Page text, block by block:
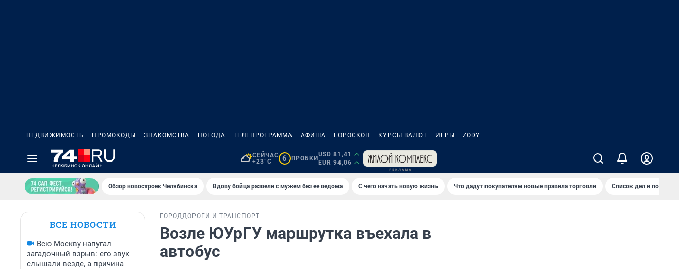
НЕДВИЖИМОСТЬ ПРОМОКОДЫ ЗНАКОМСТВА ПОГОДА ТЕЛЕПРОГРАММА АФИША ГОРОСКОП КУРСЫ ВАЛЮТ ИГРЫ ZODY
СЕЙЧАС
+23°C
6 ПРОБКИ
USD 81,41
EUR 94,06
Обзор новостроек Челябинска Вдову бойца развели с мужем без ее ведома С чего начать новую жизнь Что дадут покупателям новые правила торговли Список дел и покупок
ВСЕ НОВОСТИ
Всю Москву напугал
загадочный взрыв: его звук
слышали везде, а причина
ГОРОДДОРОГИ И ТРАНСПОРТ
Возле ЮУрГУ маршрутка въехала в
автобус